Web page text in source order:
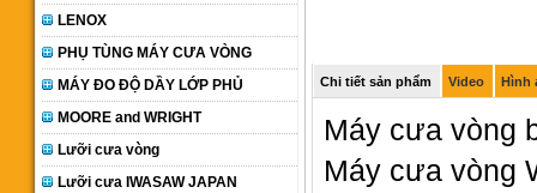
LENOX
PHỤ TÙNG MÁY CƯA VÒNG
MÁY ĐO ĐỘ DẦY LỚP PHỦ
MOORE and WRIGHT
Lưỡi cưa vòng
Lưỡi cưa IWASAW JAPAN
Chi tiết sản phẩm Video Hình
Máy cưa vòng
Máy cưa vòng